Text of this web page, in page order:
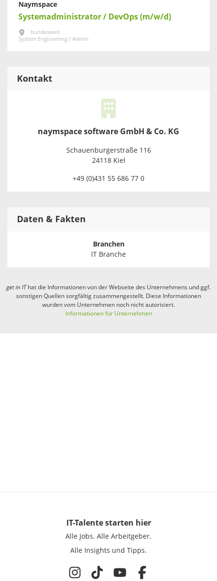
Naymspace
Systemadministrator / DevOps (m/w/d)
bundesweit
System Engineering / Admin
Kontakt
naymspace software GmbH & Co. KG
Schauenburgerstraße 116
24118 Kiel
+49 (0)431 55 686 77 0
Daten & Fakten
Branchen
IT Branche
get in IThat die Informationen von der Webseite des Unternehmens und ggf.
sonstigen Quellen sorgfältig zusammengestellt. Diese Informationen
wurden vom Unternehmen noch nicht autorisiert.
Informationen für Unternehmen
IT-Talentestarten hier
Alle Jobs. Alle Arbeitgeber.
Alle Insights und Tipps.